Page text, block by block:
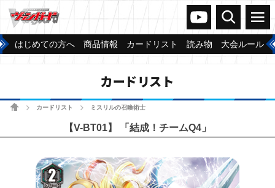
ヴァンガードch
検索 メニュー
はじめての方へ 商品情報 カードリスト 読み物 大会ルール
カードリスト
ホームカードリスト ミスリルの召喚術士
【V-BT01】 「結成！チームQ4」